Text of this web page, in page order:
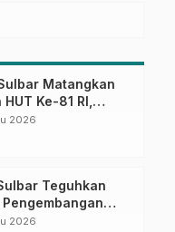
Matangkan
Ke-81 RI,
di Lapangan
2026
Teguhkan
Pengembangan
ASN melalui
2026